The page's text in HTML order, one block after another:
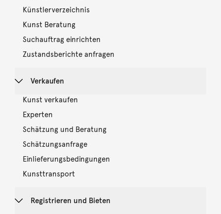
Künstlerverzeichnis
Kunst Beratung
Suchauftrag einrichten
Zustandsberichte anfragen
Verkaufen
Kunst verkaufen
Experten
Schätzung und Beratung
Schätzungsanfrage
Einlieferungsbedingungen
Kunsttransport
Registrieren und Bieten